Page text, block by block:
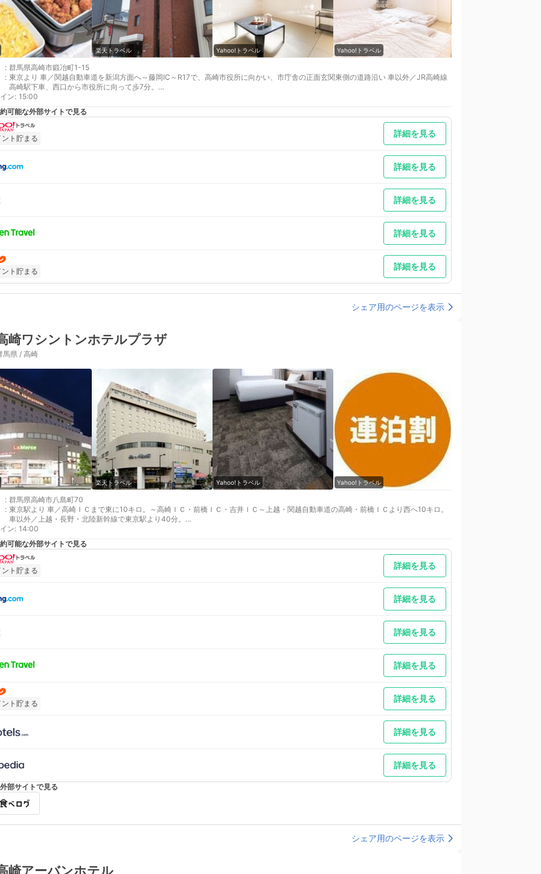
楽天トラベル Yahoo!トラベル Yahoo!トラベル
: 群馬県高崎市鍛冶町1-15
: 東京より 車／関越自動車道を新潟方面へ～藤岡IC～R17で、高崎市役所に向かい、市庁舎の正面玄関東側の道路沿い 車以外／JR高崎線
高崎駅下車、西口から市役所に向って歩7分。
最寄り駅１ 高崎
補足 車／駐車代５００円から１０００円の間で御座います。(税別)ホテルの駐車場は満車の時、となり小林駐車場ご利用下さい。お支払
いは直接お願いします。
ン: 15:00
可能な外部サイトで見る
ント貯まる 詳細を見る
詳細を見る
詳細を見る
詳細を見る
ント貯まる 詳細を見る
シェア用のページを表示
崎ワシントンホテルプラザ
馬県 / 高崎
楽天トラベル Yahoo!トラベル Yahoo!トラベル
: 群馬県高崎市八島町70
: 東京駅より 車／高崎ＩＣまで東に10キロ。～高崎ＩＣ・前橋ＩＣ・吉井ＩＣ～上越・関越自動車道の高崎・前橋ＩＣより西へ10キロ。
車以外／上越・長野・北陸新幹線で東京駅より40分。
最寄り駅１ 高崎
補足 車／ホテル駐車場 サイズ制限 高さ1.5ｍ幅1.8ｍ長さ5.0ｍまで（左ハンドル不可）15時より入庫可近隣駐車場は24hまで1,000円
（高さ制限2.1ｍまで、途中出入庫不可）ホテル駐車場・近隣駐車場共に完全先着順となります駐車料金は現金でのご精算になります
ン: 14:00
可能な外部サイトで見る
ント貯まる 詳細を見る
詳細を見る
詳細を見る
詳細を見る
ント貯まる 詳細を見る
詳細を見る
詳細を見る
部サイトで見る
シェア用のページを表示
崎アーバンホテル